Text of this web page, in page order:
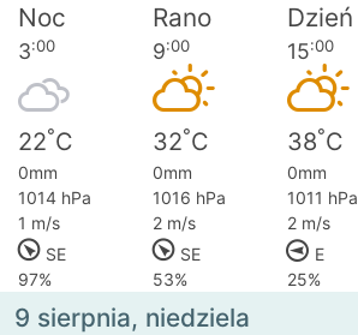
Noc Rano Dzień
3:00 9:00 15:00
22°C 32°C 38°C
0mm 0mm 0mm
1014 hPa
1016 hPa 1011 hPa
1 m/s
2 m/s 2 m/s
SE
SE E
97%
53% 25%
9 sierpnia, niedziela